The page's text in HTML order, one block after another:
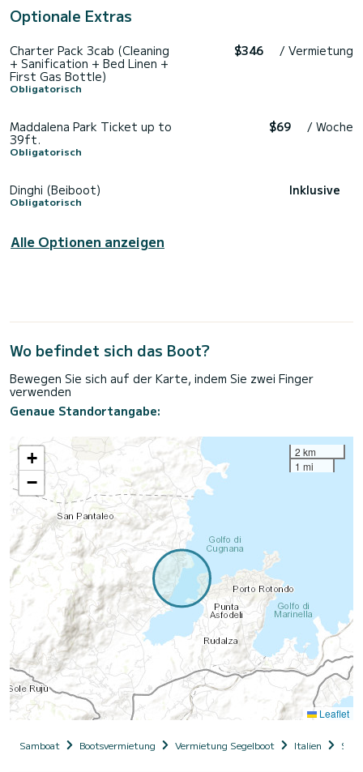
Optionale Extras
Charter Pack 3cab (Cleaning
+ Sanification + Bed Linen +
First Gas Bottle)
Obligatorisch
$346 / Vermietung
Maddalena Park Ticket up to
39ft.
Obligatorisch
$69 / Woche
Dinghi (Beiboot)
Obligatorisch
Inklusive
Alle Optionen anzeigen
Wo befindet sich das Boot?
Bewegen Sie sich auf der Karte, indem Sie zwei Finger
verwenden
Genaue Standortangabe:
+
−
2 km
1 mi
Leaflet
Samboat Bootsvermietung Vermietung Segelboot Italien